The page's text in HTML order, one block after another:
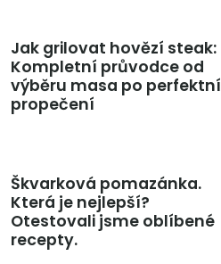
Jak grilovat hovězí steak:
Kompletní průvodce od
výběru masa po perfektní
propečení
Škvarková pomazánka.
Která je nejlepší?
Otestovali jsme oblíbené
recepty.